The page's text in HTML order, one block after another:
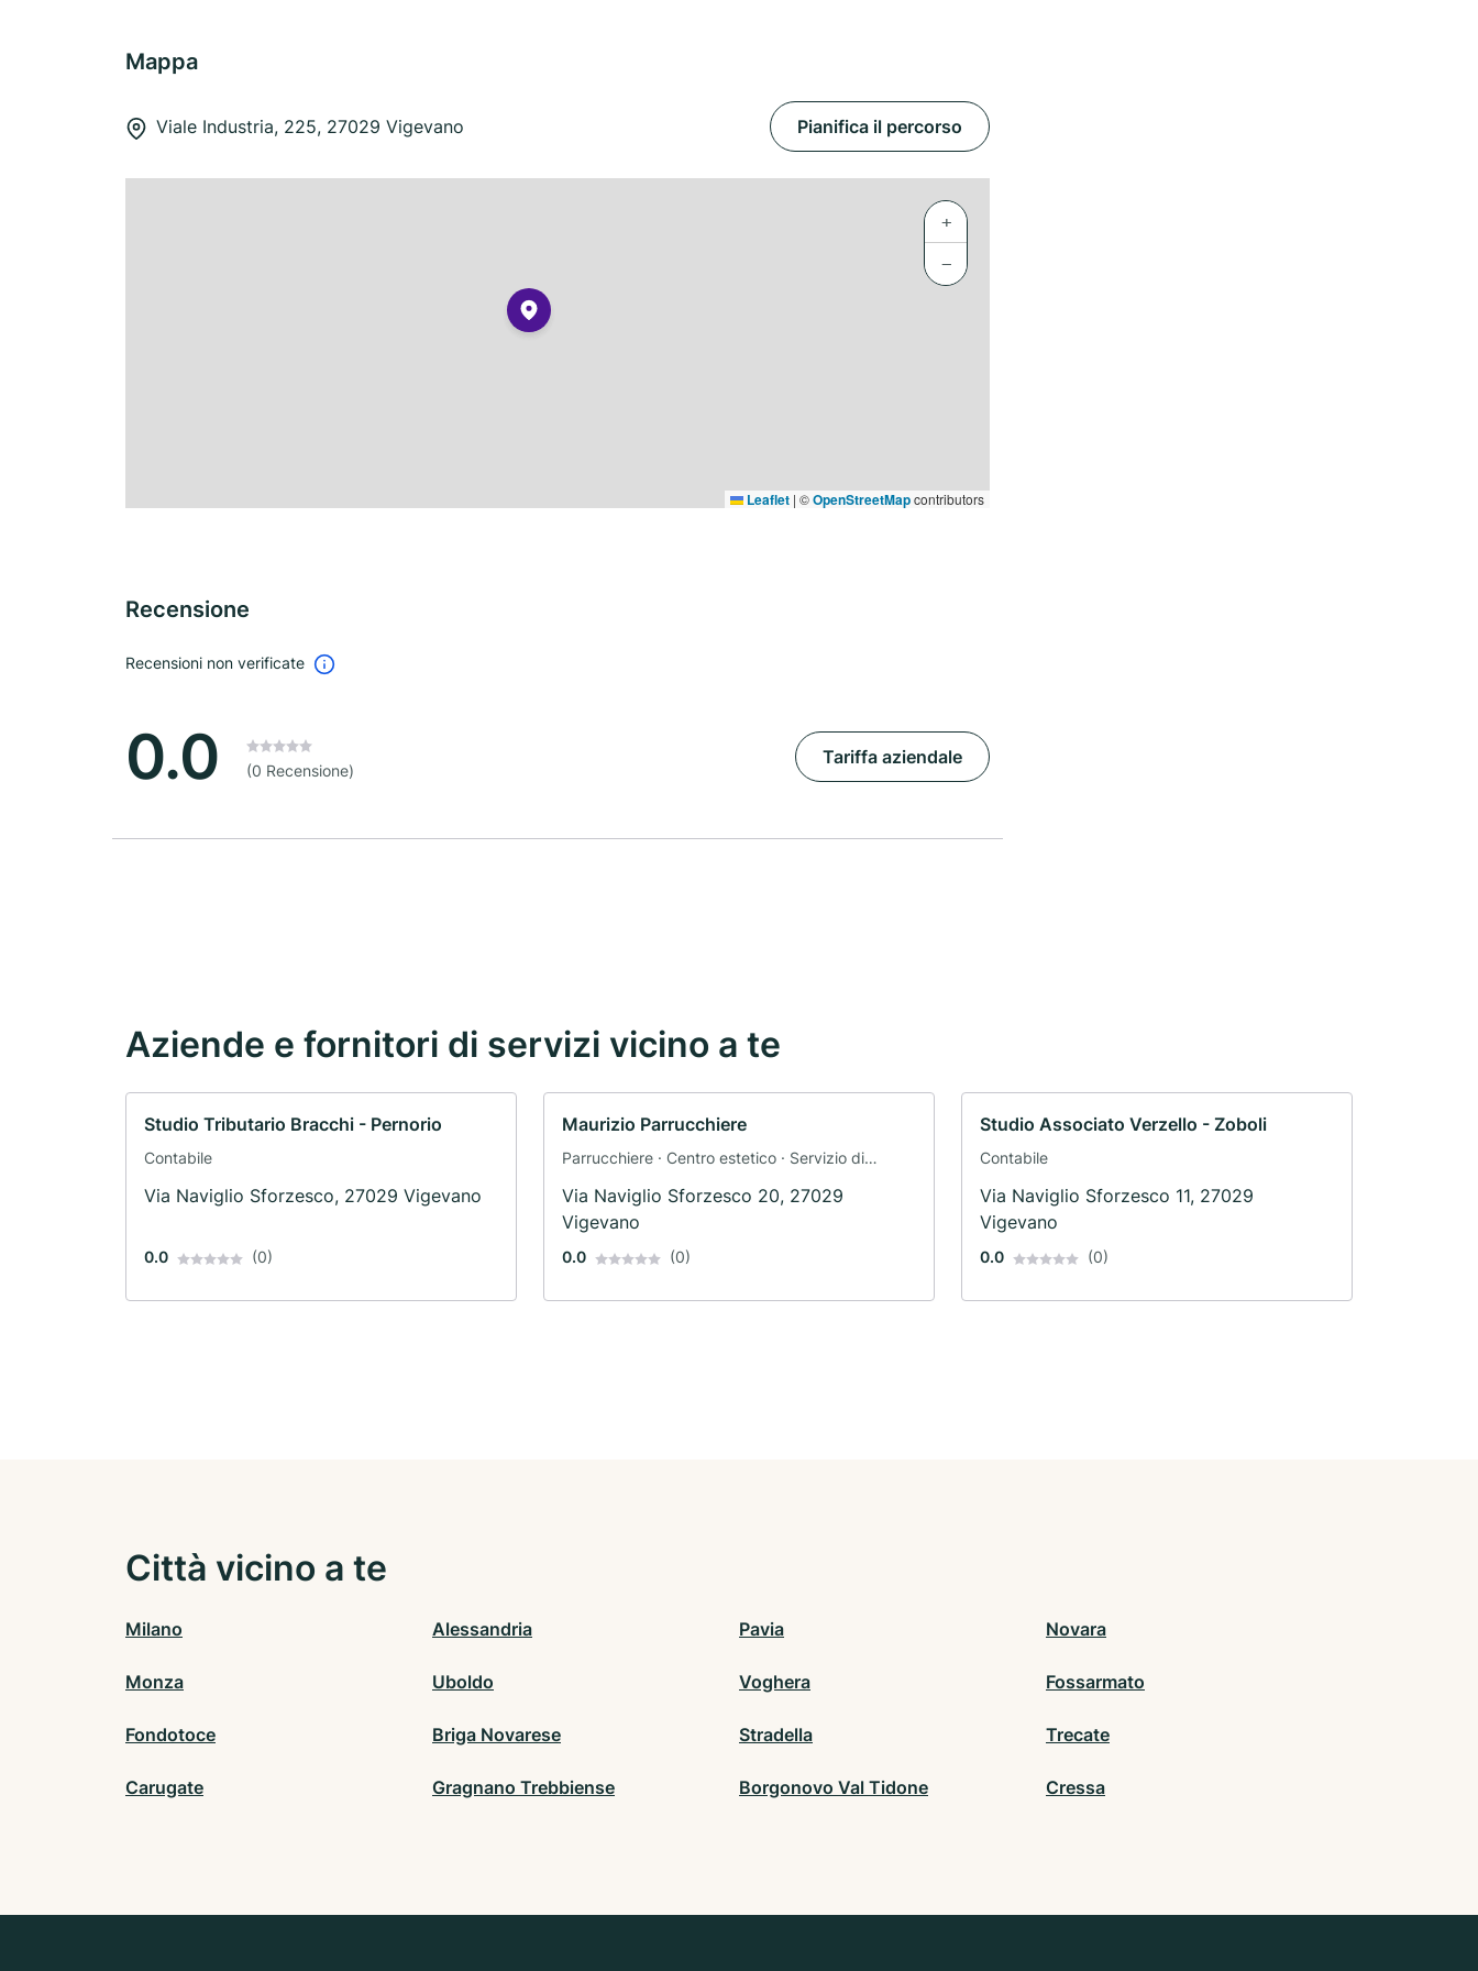
Mappa
Viale Industria, 225, 27029 Vigevano Pianifica il percorso
+
−
Leaflet | ©OpenStreetMapcontributors
Recensione
Recensioni non verificate
0.0 (0 Recensione)
Tariffa aziendale
Aziende e fornitori di servizi vicino a te
Studio Tributario Bracchi - Pernorio
Contabile
Via Naviglio Sforzesco, 27029 Vigevano
0.0 (0)
Maurizio Parrucchiere
Parrucchiere · Centro estetico · Servizio di
Via Naviglio Sforzesco 20, 27029
Vigevano
0.0 (0)
Studio Associato Verzello - Zoboli
Contabile
Via Naviglio Sforzesco 11, 27029
Vigevano
0.0 (0)
Città vicino a te
Milano Alessandria Pavia Novara
Monza Uboldo Voghera Fossarmato
Fondotoce Briga Novarese Stradella Trecate
Carugate Gragnano Trebbiense Borgonovo Val Tidone Cressa